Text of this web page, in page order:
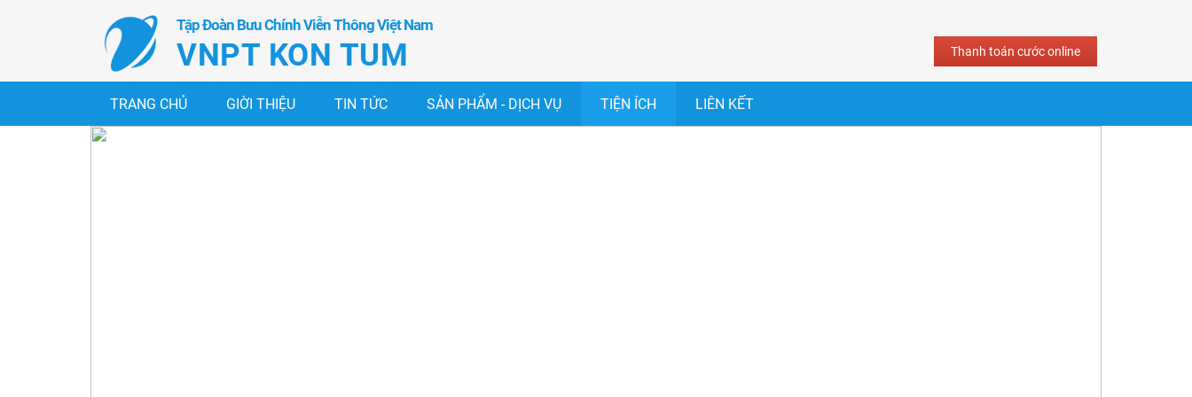
Thanh toán cước online
Tập Đoàn Bưu Chính Viễn Thông Việt Nam
VNPT KON TUM
TRANG CHỦ GIỜI THIỆU TIN TỨC SẢN PHẨM - DỊCH VỤ TIỆN ÍCH LIÊN KẾT